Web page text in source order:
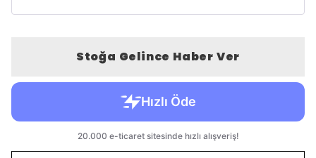
Stoğa Gelince Haber Ver